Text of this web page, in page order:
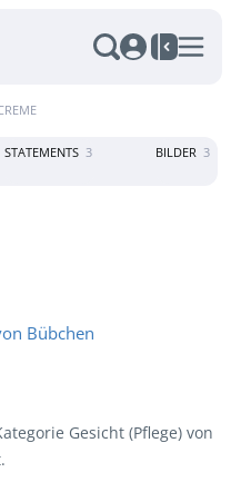
STATEMENTS 3 BILDER 3
Gesicht (Pflege) von